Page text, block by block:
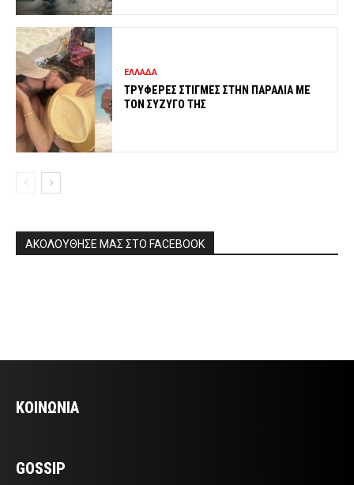
ΕΛΛΑΔΑ
ΤΡΥΦΕΡΕΣ ΣΤΙΓΜΕΣ ΣΤΗΝ ΠΑΡΑΛΙΑ ΜΕ
ΤΟΝ ΣΥΖΥΓΟ ΤΗΣ
ΑΚΟΛΟΥΘΗΣΕ ΜΑΣ ΣΤΟ FACEBOOK
ΚΟΙΝΩΝΙΑ
GOSSIP